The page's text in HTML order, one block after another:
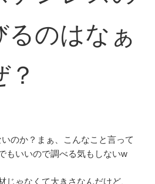
るのはなぁ
のか？まぁ、こんなこと言って
もいいので調べる気もしないw
じゃなくて大きさなんだけど、